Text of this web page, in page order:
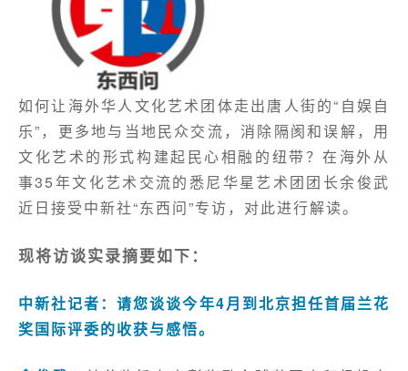
如何让海外华人文化艺术团体走出唐人街的“自娱自
乐”，更多地与当地民众交流，消除隔阂和误解，用
文化艺术的形式构建起民心相融的纽带？在海外从
事35年文化艺术交流的悉尼华星艺术团团长余俊武
近日接受中新社“东西问”专访，对此进行解读。
现将访谈实录摘要如下：
中新社记者：请您谈谈今年4月到北京担任首届兰花
奖国际评委的收获与感悟。